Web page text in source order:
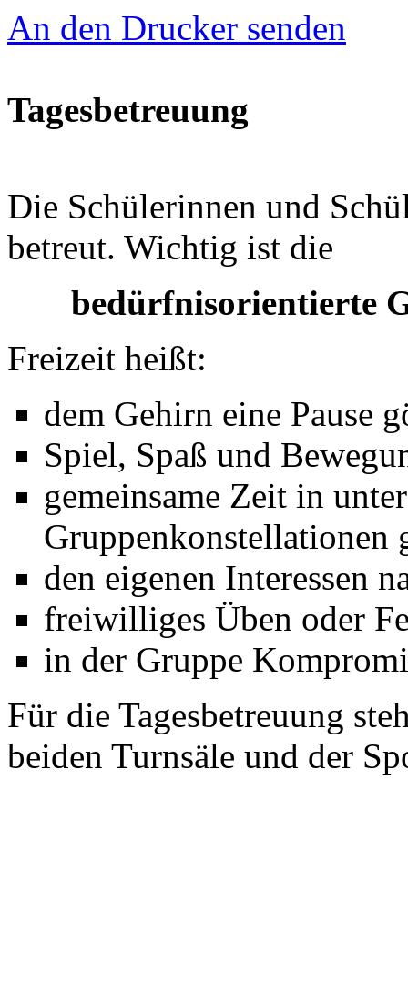
An den Drucker senden
Tagesbetreuung
Die Schülerinnen und
betreut. Wichtig ist die
bedürfnisorientierte
Freizeit heißt:
dem Gehirn eine Pause
Spiel, Spaß und
gemeinsame Zeit in
Gruppenkonstellationen
den eigenen Interessen
freiwilliges Üben oder
in der Gruppe
Für die Tagesbetreuung
beiden Turnsäle und der